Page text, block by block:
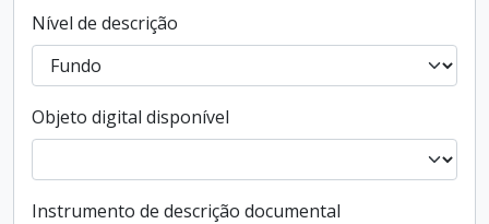
Nível de descrição
Objeto digital disponível
Instrumento de descrição documental